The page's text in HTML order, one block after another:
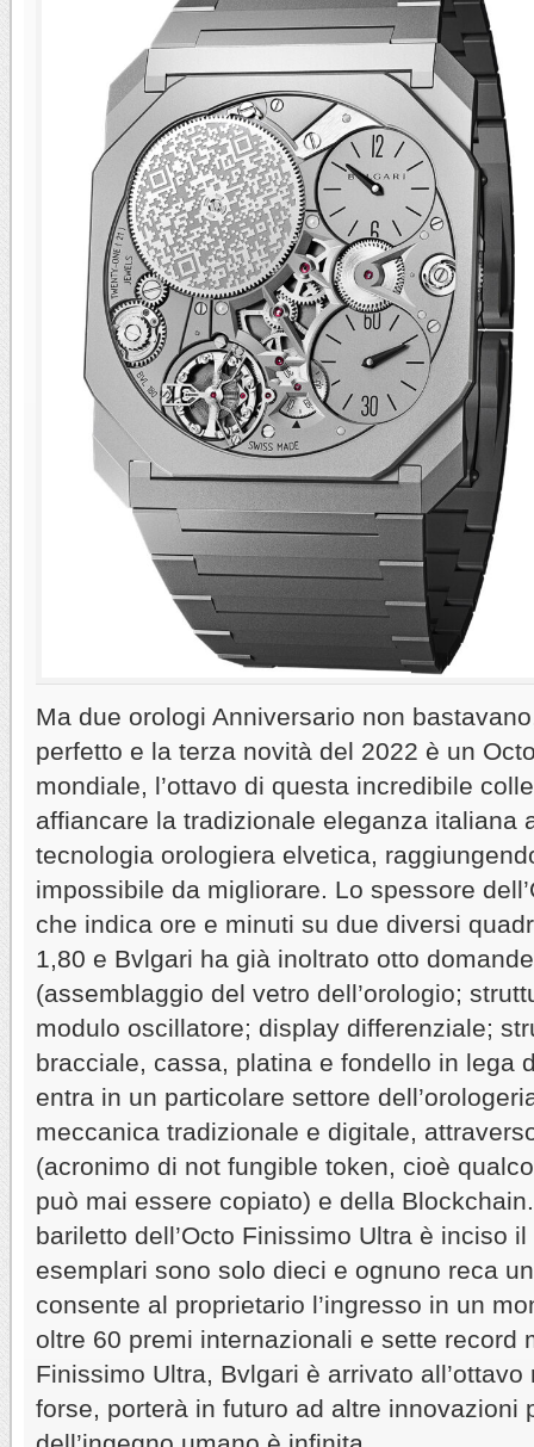
Ma due orologi Anniversario non
perfetto e la terza novità del 2022 è un
mondiale, l’ottavo di questa incredibile
affiancare la tradizionale eleganza italiana
tecnologia orologiera elvetica,
impossibile da migliorare. Lo spessore
che indica ore e minuti su due diversi
1,80 e Bvlgari ha già inoltrato otto
(assemblaggio del vetro dell’orologio;
modulo oscillatore; display differenziale;
bracciale, cassa, platina e fondello in lega
entra in un particolare settore
meccanica tradizionale e digitale,
(acronimo di not fungible token, cioè
può mai essere copiato) e della
bariletto dell’Octo Finissimo Ultra è inciso
esemplari sono solo dieci e ognuno reca
consente al proprietario l’ingresso in un
oltre 60 premi internazionali e sette record
Finissimo Ultra, Bvlgari è arrivato
forse, porterà in futuro ad altre innovazioni